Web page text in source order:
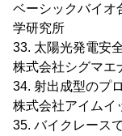
ベーシックバイオ
学研究所
33. 太陽光発電安
株式会社シグマエ
34. 射出成型のプ
株式会社アイムイ
35. バイクレース